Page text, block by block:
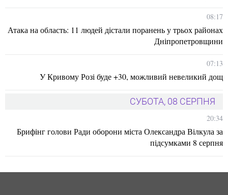
08:17
Атака на область: 11 людей дістали поранень у трьох районах
Дніпропетровщини
07:13
У Кривому Розі буде +30, можливий невеликий дощ
СУБОТА, 08 СЕРПНЯ
20:34
Брифінг голови Ради оборони міста Олександра Вілкула за
підсумками 8 серпня